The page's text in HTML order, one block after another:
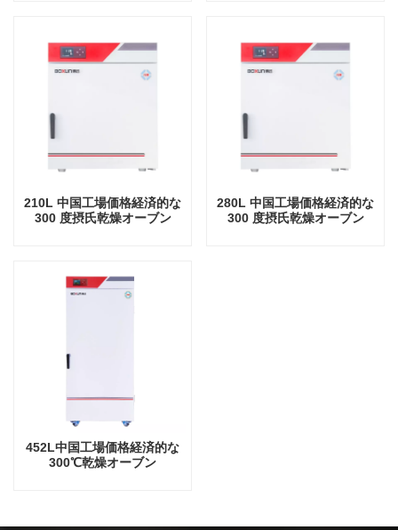
210L 中国工場価格経済的な
300 度摂氏乾燥オーブン
280L 中国工場価格経済的な
300 度摂氏乾燥オーブン
452L中国工場価格経済的な
300℃乾燥オーブン